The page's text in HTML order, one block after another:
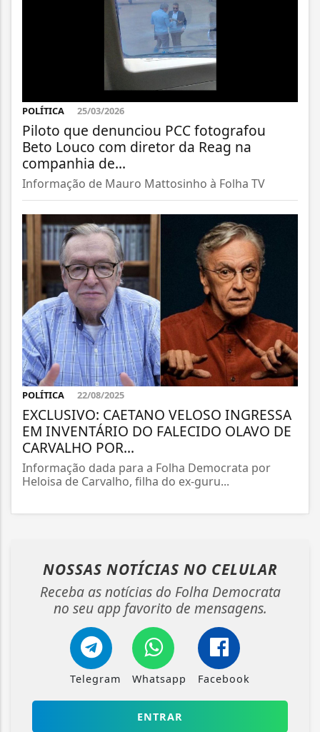
POLÍTICA 25/03/2026
Piloto que denunciou PCC fotografou
Beto Louco com diretor da Reag na
companhia de...
Informação de Mauro Mattosinho à Folha TV
POLÍTICA 22/08/2025
EXCLUSIVO: CAETANO VELOSO INGRESSA
EM INVENTÁRIO DO FALECIDO OLAVO DE
CARVALHO POR...
Informação dada para a Folha Democrata por
Heloisa de Carvalho, filha do ex-guru...
NOSSAS NOTÍCIAS NO CELULAR
Receba as notícias do Folha Democrata
no seu app favorito de mensagens.
Telegram Whatsapp Facebook
ENTRAR